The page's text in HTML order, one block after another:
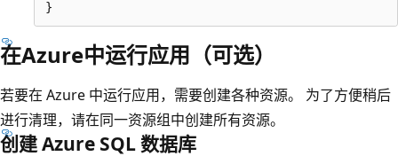
在Azure中运行应用（可选）
若要在 Azure 中运行应用，需要创建各种资源。 为了方便稍后
进行清理，请在同一资源组中创建所有资源。
创建 Azure SQL 数据库